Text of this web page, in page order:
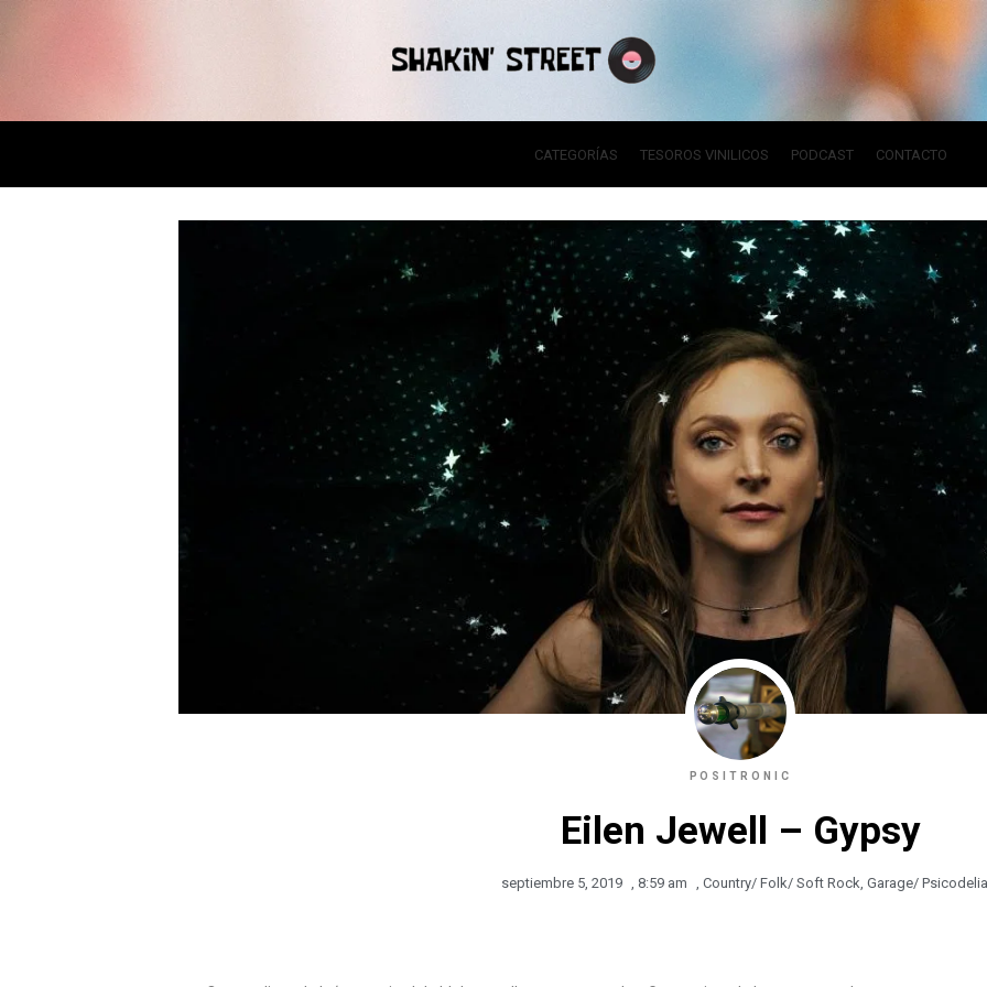
CATEGORÍAS TESOROS VINILICOS PODCAST CONTACTO
POSITRONIC
Eilen Jewell – Gypsy
septiembre 5, 2019 8:59 am Country/ Folk/ Soft Rock Garage/ Psicodelia